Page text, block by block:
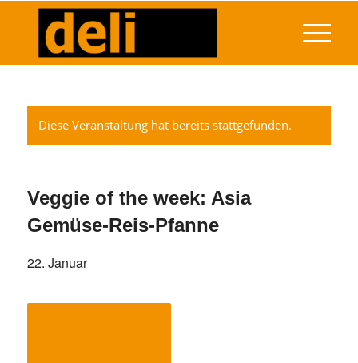
Diese Veranstaltung hat bereits stattgefunden.
Veggie of the week: Asia
Gemüse-Reis-Pfanne
22. Januar